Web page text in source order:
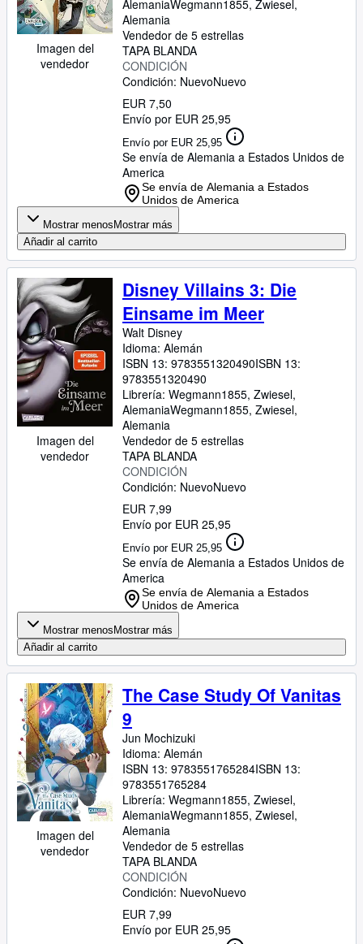
Imagen del
vendedor
AlemaniaWegmann1855, Zwiesel,
Alemania
Vendedor de 5 estrellas
TAPA BLANDA
CONDICIÓN
Condición: NuevoNuevo
EUR 7,50
Envío por EUR 25,95
Envío por EUR 25,95
Se envía de Alemania a Estados Unidos de
America
Se envía de Alemania a Estados
Unidos de America
Mostrar menos Mostrar más
Añadir al carrito
Imagen del
vendedor
Disney Villains 3: Die
Einsame im Meer
Walt Disney
Idioma: Alemán
ISBN 13: 9783551320490ISBN 13:
9783551320490
Librería: Wegmann1855, Zwiesel,
AlemaniaWegmann1855, Zwiesel,
Alemania
Vendedor de 5 estrellas
TAPA BLANDA
CONDICIÓN
Condición: NuevoNuevo
EUR 7,99
Envío por EUR 25,95
Envío por EUR 25,95
Se envía de Alemania a Estados Unidos de
America
Se envía de Alemania a Estados
Unidos de America
Mostrar menos Mostrar más
Añadir al carrito
Imagen del
vendedor
The Case Study Of Vanitas
9
Jun Mochizuki
Idioma: Alemán
ISBN 13: 9783551765284ISBN 13:
9783551765284
Librería: Wegmann1855, Zwiesel,
AlemaniaWegmann1855, Zwiesel,
Alemania
Vendedor de 5 estrellas
TAPA BLANDA
CONDICIÓN
Condición: NuevoNuevo
EUR 7,99
Envío por EUR 25,95